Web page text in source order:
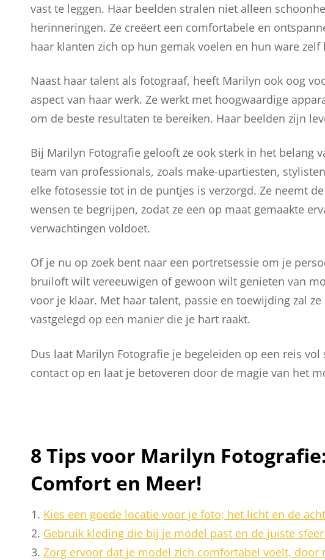
vast te leggen. Haar beelden stralen niet alleen
herinneringen. Ze creëert een comfortabele en
haar klanten zich op hun gemak voelen en hun ware zelf
Naast haar talent als fotograaf, heeft Marilyn ook oog
aspect van haar werk. Ze werkt met hoogwaardige
om de beste resultaten te bereiken. Haar beelden zijn
Bij Marilyn Fotografie gelooft ze ook sterk in het belang
team van professionals, zoals make-upartiesten,
elke fotosessie tot in de puntjes is verzorgd. Ze neemt
wensen te begrijpen, zodat ze een op maat gemaakte
verwachtingen voldoet.
Of je nu op zoek bent naar een portretsessie om je
bruiloft wilt vereeuwigen of gewoon wilt genieten van
voor je klaar. Met haar talent, passie en toewijding zal
vastgelegd op een manier die je hart raakt.
Dus laat Marilyn Fotografie je begeleiden op een reis
contact op en laat je betoveren door de magie van het
8 Tips voor Marilyn
Comfort en Meer!
Kies een goede locatie voor je foto; het licht en de
Gebruik kleding die bij je model past en de juiste
Zorg ervoor dat je model zich comfortabel voelt,